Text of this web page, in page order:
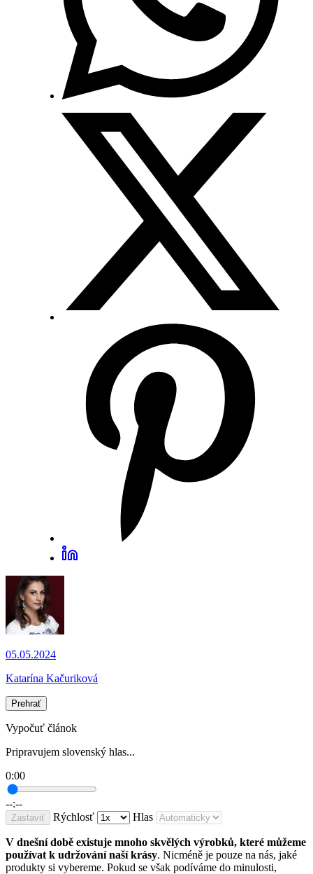
05.05.2024
Katarína Kačuriková
Prehrať
Vypočuť článok
Pripravujem slovenský hlas...
0:00
--:--
Zastaviť Rýchlosť Hlas
V dnešní době existuje mnoho skvělých výrobků, které můžeme
používat k udržování naší krásy. Nicméně je pouze na nás, jaké
produkty si vybereme. Pokud se však podíváme do minulosti,